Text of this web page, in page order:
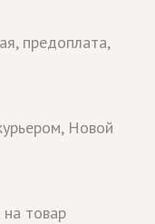
предоплата,
Новой
товар